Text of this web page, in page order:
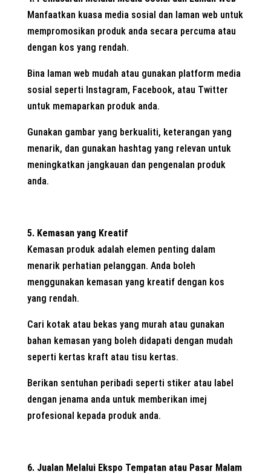
Manfaatkan kuasa media sosial dan laman web untuk
mempromosikan produk anda secara percuma atau
dengan kos yang rendah.
Bina laman web mudah atau gunakan platform media
sosial seperti Instagram, Facebook, atau Twitter
untuk memaparkan produk anda.
Gunakan gambar yang berkualiti, keterangan yang
menarik, dan gunakan hashtag yang relevan untuk
meningkatkan jangkauan dan pengenalan produk
anda.
5. Kemasan yang Kreatif
Kemasan produk adalah elemen penting dalam
menarik perhatian pelanggan. Anda boleh
menggunakan kemasan yang kreatif dengan kos
yang rendah.
Cari kotak atau bekas yang murah atau gunakan
bahan kemasan yang boleh didapati dengan mudah
seperti kertas kraft atau tisu kertas.
Berikan sentuhan peribadi seperti stiker atau label
dengan jenama anda untuk memberikan imej
profesional kepada produk anda.
6. Jualan Melalui Ekspo Tempatan atau Pasar Malam